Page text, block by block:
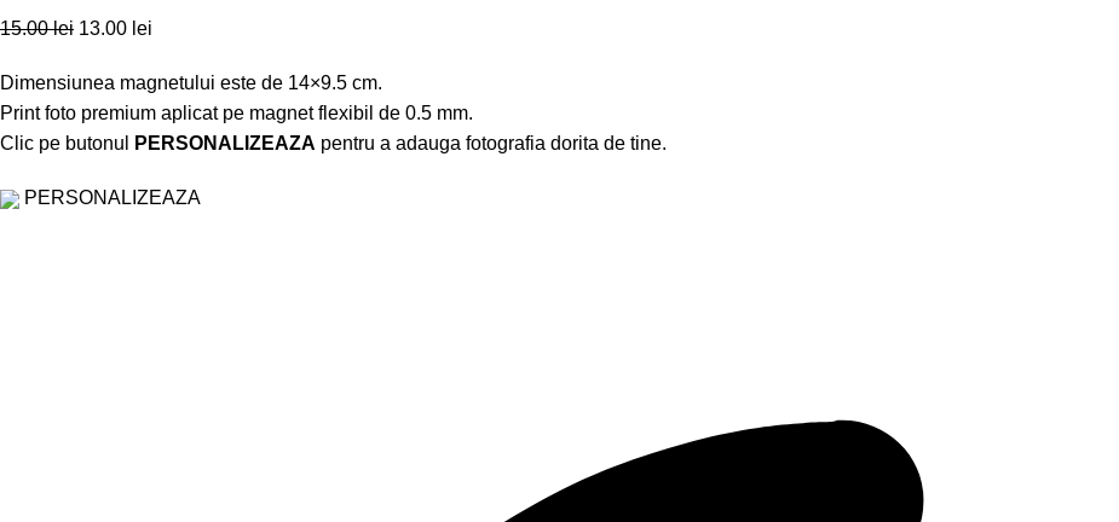
15.00lei 13.00 lei
Dimensiunea magnetului este de 14×9.5 cm.
Print foto premium aplicat pe magnet flexibil de 0.5 mm.
Clic pe butonul
PERSONALIZEAZA pentru a adauga fotografia dorita de tine.
PERSONALIZEAZA